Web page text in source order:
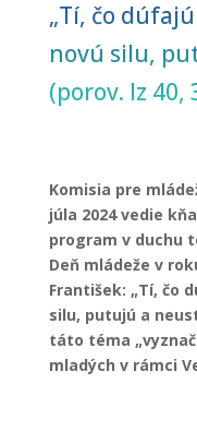
„Tí, čo
novú silu,
(porov. Iz 40,
Komisia pre
júla 2024 vedie
program v duchu
Deň mládeže v
František: „Tí, čo
silu, putujú a
táto téma
mladých v rámci